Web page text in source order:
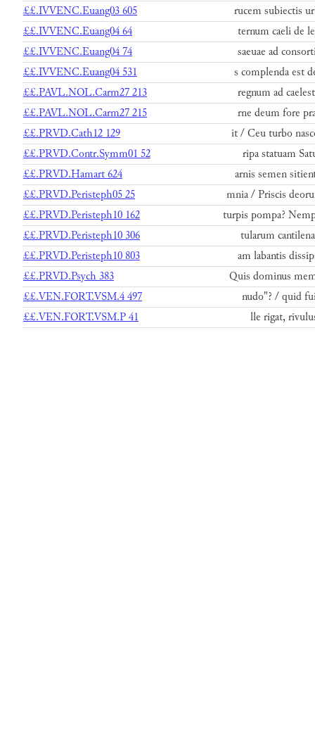
££.IVVENC.Euang03 605
rucem subiectis
££.IVVENC.Euang04 64
ternum caeli de
££.IVVENC.Euang04 74
saeuae ad
££.IVVENC.Euang04 531
s complenda est
££.PAVL.NOL.Carm27 213
regnum ad
££.PAVL.NOL.Carm27 215
rne deum fore
££.PRVD.Cath12 129
it / Ceu turbo
££.PRVD.Contr.Symm01 52
ripa statuam
££.PRVD.Hamart 624
arnis semen
££.PRVD.Peristeph05 25
mnia / Priscis
££.PRVD.Peristeph10 162
turpis pompa?
££.PRVD.Peristeph10 306
tularum
££.PRVD.Peristeph10 803
am labantis
££.PRVD.Psych 383
Quis dominus
££.VEN.FORT.VSM.4 497
nudo"? / quid
££.VEN.FORT.VSM.P 41
lle rigat,